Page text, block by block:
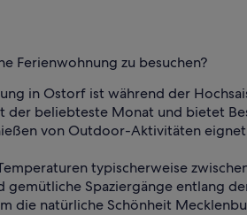
Ferienwohnung zu besuchen?
in Ostorf ist während der
der beliebteste Monat und bietet
von Outdoor-Aktivitäten
typischerweise
Spaziergänge entlang
die natürliche Schönheit